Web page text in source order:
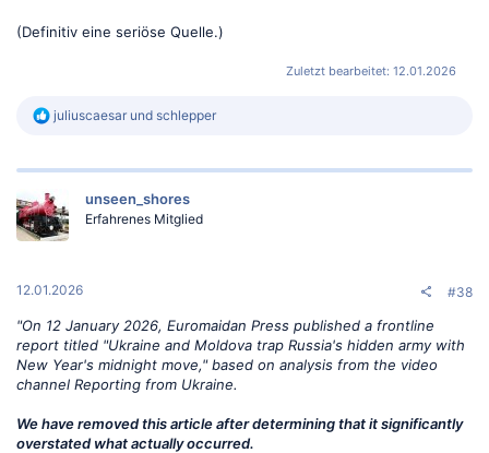
(Definitiv eine seriöse Quelle.)
Zuletzt bearbeitet: 12.01.2026
R
k
i
o
n
:
juliuscaesar und schlepper
unseen_shores
Erfahrenes Mitglied
12.01.2026 #38
"On 12 January 2026, Euromaidan Press published a frontline
report titled "Ukraine and Moldova trap Russia's hidden army with
New Year's midnight move," based on analysis from the video
channel Reporting from Ukraine.
We have removed this article after determining that it significantly
overstated what actually occurred.